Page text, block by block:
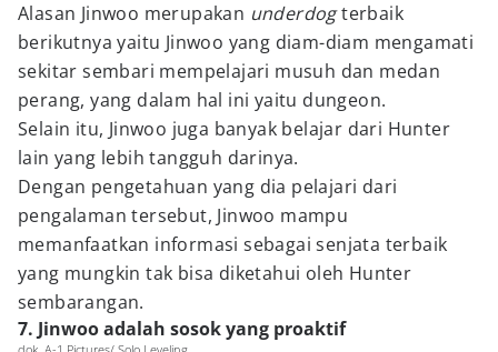
Alasan Jinwoo merupakan underdogterbaik
berikutnya yaitu Jinwoo yang diam-diam mengamati
sekitar sembari mempelajari musuh dan medan
perang, yang dalam hal ini yaitu dungeon.
Selain itu, Jinwoo juga banyak belajar dari Hunter
lain yang lebih tangguh darinya.
Dengan pengetahuan yang dia pelajari dari
pengalaman tersebut, Jinwoo mampu
memanfaatkan informasi sebagai senjata terbaik
yang mungkin tak bisa diketahui oleh Hunter
sembarangan.
7. Jinwoo adalah sosok yang proaktif